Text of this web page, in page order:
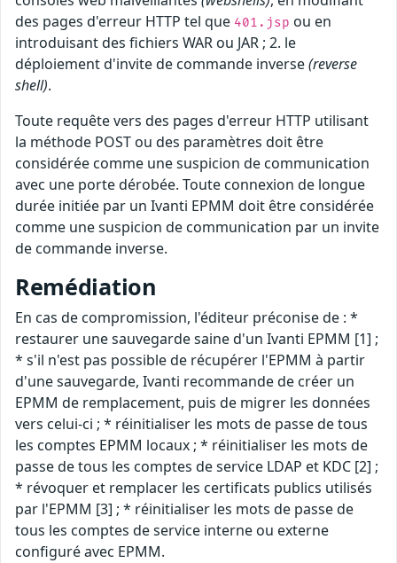
des pages d'erreur HTTP tel que 401.jsp ou en
introduisant des fichiers WAR ou JAR ; 2. le
déploiement d'invite de commande inverse(reverse
shell).
Toute requête vers des pages d'erreur HTTP utilisant
la méthode POST ou des paramètres doit être
considérée comme une suspicion de communication
avec une porte dérobée. Toute connexion de longue
durée initiée par un Ivanti EPMM doit être considérée
comme une suspicion de communication par un invite
de commande inverse.
Remédiation
En cas de compromission, l'éditeur préconise de : *
restaurer une sauvegarde saine d'un Ivanti EPMM [1] ;
* s'il n'est pas possible de récupérer l'EPMM à partir
d'une sauvegarde, Ivanti recommande de créer un
EPMM de remplacement, puis de migrer les données
vers celui-ci ; * réinitialiser les mots de passe de tous
les comptes EPMM locaux ; * réinitialiser les mots de
passe de tous les comptes de service LDAP et KDC [2] ;
* révoquer et remplacer les certificats publics utilisés
par l'EPMM [3] ; * réinitialiser les mots de passe de
tous les comptes de service interne ou externe
configuré avec EPMM.